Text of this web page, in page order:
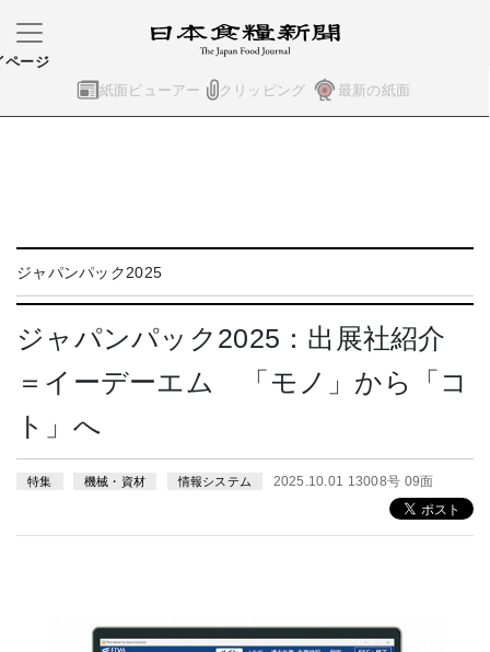
紙面ビューアー クリッピング 最新の紙面
ページ
ジャパンパック2025
ジャパンパック2025：出展社紹介
＝イーデーエム 「モノ」から「コ
ト」へ
特集 機械・資材 情報システム 2025.10.01 13008号 09面